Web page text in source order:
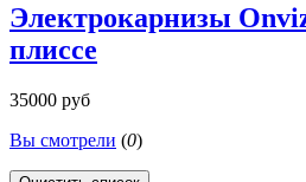
Электрокарнизы
плиссе
35000 руб
Вы смотрели (0)